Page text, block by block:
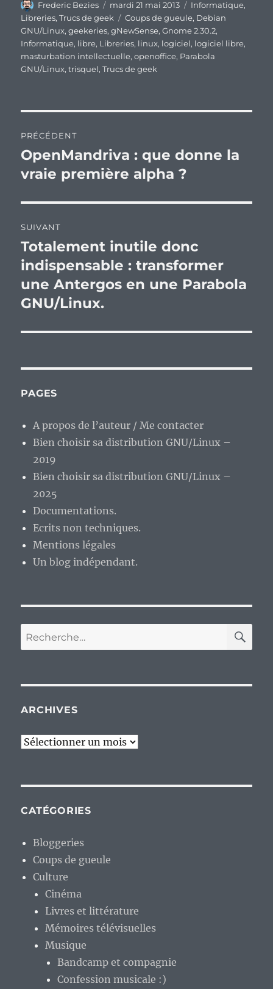
Auteur
Frederic Bezies
Publié
le
mardi 21 mai 2013 Catégories
Informatique,
Libreries,Trucs de geek Étiquettes
Coups de gueule, Debian
GNU/Linux,geekeries,gNewSense,Gnome 2.30.2,
Informatique, libre, Libreries, linux, logiciel, logiciel libre,
masturbation intellectuelle,openoffice, Parabola
GNU/Linux,trisquel,Trucs de geek
de
l’article
PRÉCÉDENT
Publication
précédente :
OpenMandriva : que donne la
vraie première alpha ?
SUIVANT
Publication
suivante :
Totalement inutile donc
indispensable : transformer
une Antergos en une Parabola
GNU/Linux.
PAGES
A propos de l’auteur / Me contacter
Bien choisir sa distribution GNU/Linux –
2019
Bien choisir sa distribution GNU/Linux –
2025
Documentations.
Ecrits non techniques.
Mentions légales
Un blog indépendant.
Recherche
pour :
ARCHIVES
Archives
CATÉGORIES
Bloggeries
Coups de gueule
Culture
Cinéma
Livres et littérature
Mémoires télévisuelles
Musique
Bandcamp et compagnie
Confession musicale :)